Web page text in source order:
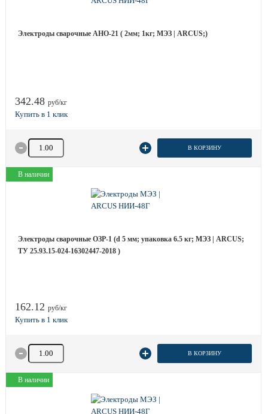
Электроды сварочные АНО-21 ( 2мм; 1кг; МЭЗ | ARCUS;)
342.48 руб/кг
Количество товара В КОРЗИНУ
В наличии
Электроды сварочные ОЗР-1 (d 5 мм; упаковка 6.5 кг; МЭЗ | ARCUS;
ТУ 25.93.15-024-16302447-2018 )
162.12 руб/кг
Количество товара В КОРЗИНУ
В наличии